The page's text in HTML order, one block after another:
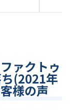
ァクトゥ
(2021年
様の声